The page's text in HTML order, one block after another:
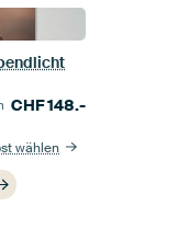
CHF148.-
wählen